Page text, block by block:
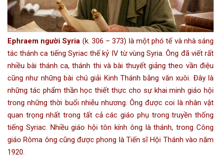
Ephraem người Syria (k. 306 – 373) là một phó tế và nhà sáng
tácthánh ca tiếng Syriac thế kỷ IV từ vùngSyria. Ông đã viết rất
nhiều bài thánh ca, thánh thi và bài thuyết giảng theo vần điệu
cũng như những bài chú giải Kinh Thánh bằng văn xuôi. Đây là
những tác phẩm thần học thiết thực cho sự khai minh giáo hội
trong những thời buổi nhiễu nhương. Ông được coi là nhân vật
quan trọng nhất trong tất cả cácgiáo phụtrong truyền thống
tiếng Syriac. Nhiều giáo hội tôn kính ông là thánh, trong Công
giáo Rôma ông cũng được phong là Tiến sĩ Hội Thánh vào năm
1920.